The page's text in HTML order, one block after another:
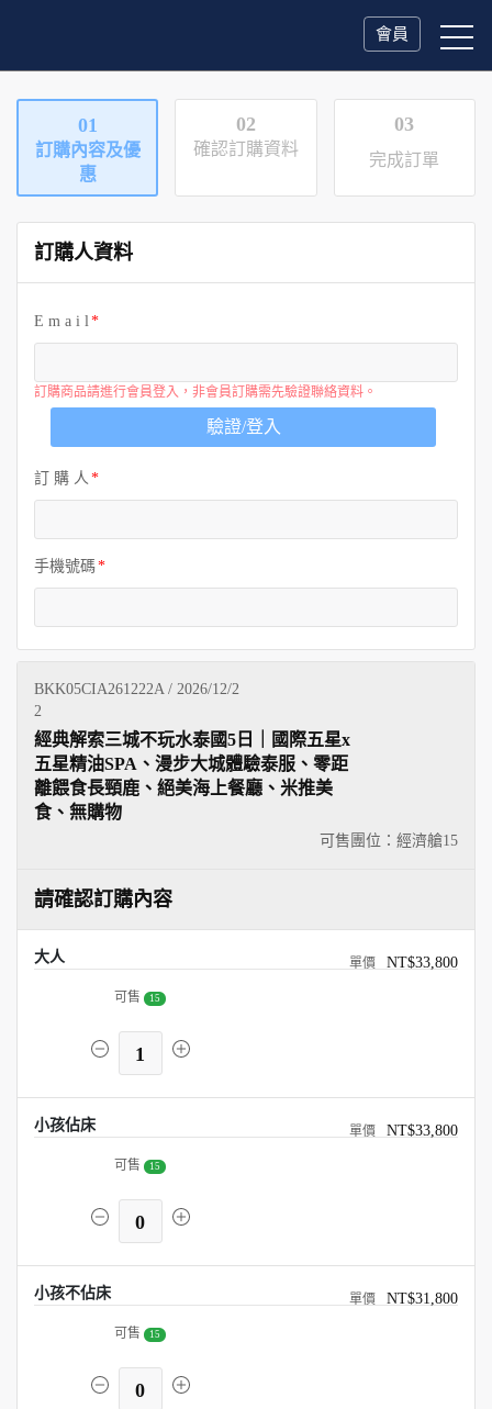
會員
01
訂購內容及優
惠
02
確認訂購資料
03
完成訂單
訂購人資料
E m a i l
訂購商品請進行會員登入，非會員訂購需先驗證聯絡資料。
驗證/登入
訂 購 人
手機號碼
BKK05CIA261222A / 2026/12/2
2
可售團位：經濟艙15
經典解索三城不玩水泰國5日｜國際五星x
五星精油SPA、漫步大城體驗泰服、零距
離餵食長頸鹿、絕美海上餐廳、米推美
食、無購物
請確認訂購內容
大人 NT$33,800
可售 15
1
小孩佔床 NT$33,800
可售 15
0
小孩不佔床 NT$31,800
可售 15
0